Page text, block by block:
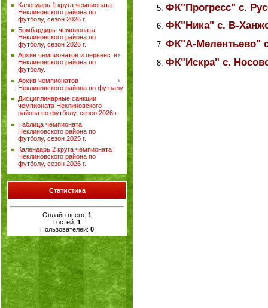
Календарь 1 круга чемпионата
Неклиновского района по
футболу, сезон 2026 г.
Бомбардиры чемпионата
Неклиновского района по
футболу, сезон 2026 г.
Архив чемпионатов и первенств
Неклиновского района по
футболу.
Архив чемпионатов
Неклиновского района по футзалу
Дисциплинарные санкции
чемпионата Неклиновского
района по футболу, сезон 2026 г.
Таблица чемпионата
Неклиновского района по
футболу, сезон 2025 г.
Календарь 2 круга чемпионата
Неклиновского района по
футболу, сезон 2026 г.
Статистика
Онлайн всего: 1
Гостей: 1
Пользователей: 0
ФК"Прогресс" с.
ФК"Ника" с. В-
ФК"А-Мелентьево"
ФК"Искра" с.